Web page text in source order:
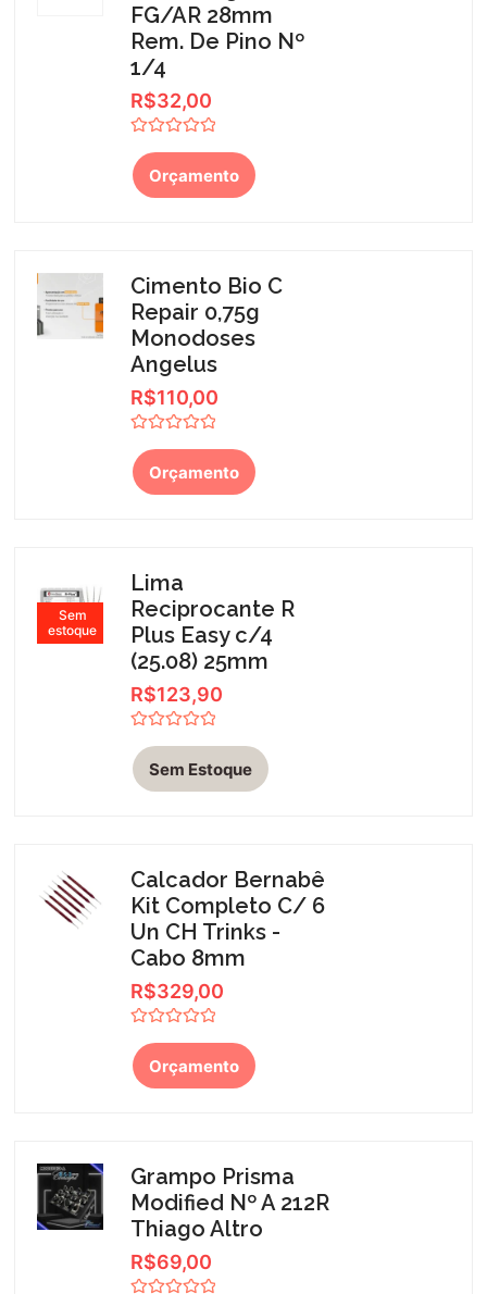
FG/AR 28mm
Rem. De Pino Nº
1/4
R$32,00
0
de
5
Orçamento
Cimento Bio C
Repair 0,75g
Monodoses
Angelus
R$110,00
0
de
5
Orçamento
Sem
estoque
Lima
Reciprocante R
Plus Easy c/4
(25.08) 25mm
R$123,90
0
de
5
Sem Estoque
Calcador Bernabê
Kit Completo C/ 6
Un CH Trinks -
Cabo 8mm
R$329,00
0
de
5
Orçamento
Grampo Prisma
Modified Nº A 212R
Thiago Altro
R$69,00